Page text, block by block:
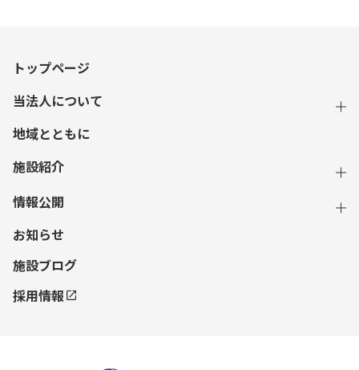
トップページ
当法人について
地域とともに
施設紹介
情報公開
お知らせ
施設ブログ
採用情報